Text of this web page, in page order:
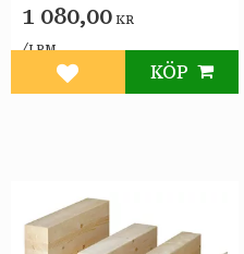
1 080,00 KR
/LPM
Lägg till i favoriter
KÖP